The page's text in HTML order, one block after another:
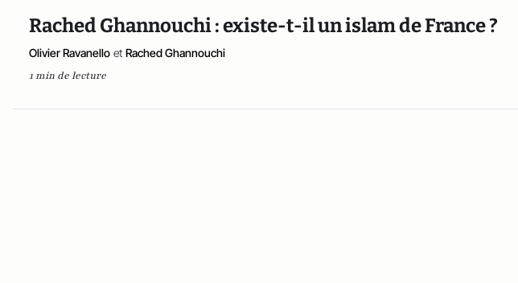
Rached Ghannouchi : existe-t-il un islam de France ?
Olivier Ravanello et Rached Ghannouchi
1 min de lecture